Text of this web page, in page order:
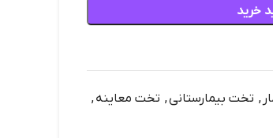
خرید
, تخت بیمارستانی, تخت معاینه,